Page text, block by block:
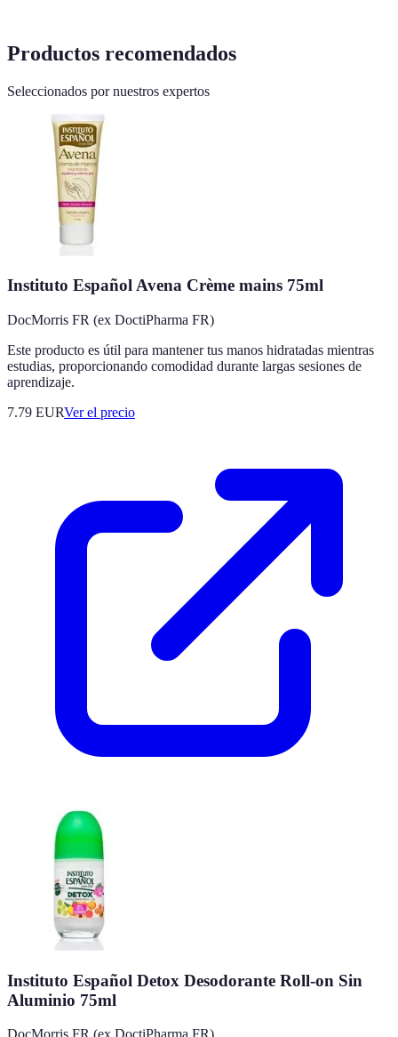
Productos recomendados
Seleccionados por nuestros expertos
Instituto Español Avena Crème mains 75ml
DocMorris FR (ex DoctiPharma FR)
Este producto es útil para mantener tus manos hidratadas mientras
estudias, proporcionando comodidad durante largas sesiones de
aprendizaje.
7.79 EURVer el precio
Instituto Español Detox Desodorante Roll-on Sin
Aluminio 75ml